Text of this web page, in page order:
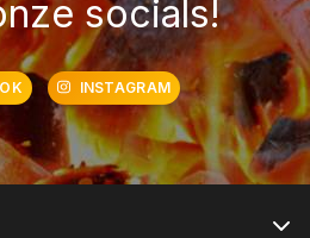
socials!
INSTAGRAM